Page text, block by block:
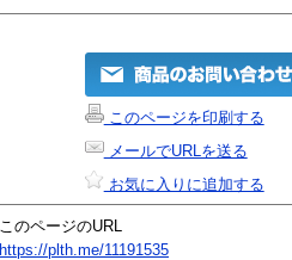
このページを印刷する
メールでURLを送る
お気に入りに追加する
このページのURL
https://plth.me/11191535